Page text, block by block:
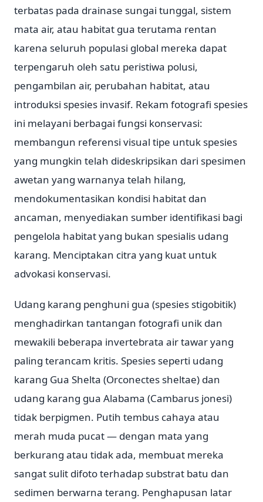
terbatas pada drainase sungai tunggal, sistem
mata air, atau habitat gua terutama rentan
karena seluruh populasi global mereka dapat
terpengaruh oleh satu peristiwa polusi,
pengambilan air, perubahan habitat, atau
introduksi spesies invasif. Rekam fotografi spesies
ini melayani berbagai fungsi konservasi:
membangun referensi visual tipe untuk spesies
yang mungkin telah dideskripsikan dari spesimen
awetan yang warnanya telah hilang,
mendokumentasikan kondisi habitat dan
ancaman, menyediakan sumber identifikasi bagi
pengelola habitat yang bukan spesialis udang
karang. Menciptakan citra yang kuat untuk
advokasi konservasi.
Udang karang penghuni gua (spesies stigobitik)
menghadirkan tantangan fotografi unik dan
mewakili beberapa invertebrata air tawar yang
paling terancam kritis. Spesies seperti udang
karang Gua Shelta (Orconectes sheltae) dan
udang karang gua Alabama (Cambarus jonesi)
tidak berpigmen. Putih tembus cahaya atau
merah muda pucat — dengan mata yang
berkurang atau tidak ada, membuat mereka
sangat sulit difoto terhadap substrat batu dan
sedimen berwarna terang. Penghapusan latar